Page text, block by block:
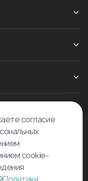
согласие
cookie-